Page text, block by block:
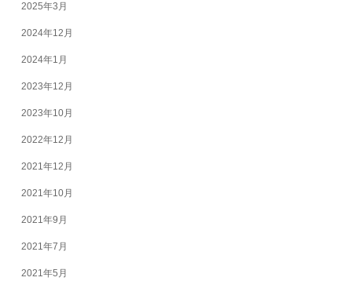
2025年3月
2024年12月
2024年1月
2023年12月
2023年10月
2022年12月
2021年12月
2021年10月
2021年9月
2021年7月
2021年5月